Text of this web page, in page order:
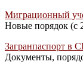
Миграционный
Новые порядок (с
Загранпаспорт в
Документы,